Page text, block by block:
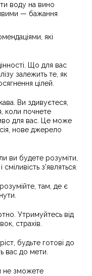
воду на вино
— бажання
які
Що для вас
залежить те, як
цілей.
Ви здивуєтеся,
коли почнете
для вас. Це може
нове джерело
ви будете розуміти,
з'являться.
там, де є
Утримуйтесь від
страхів.
будьте готові до
вас до мети.
не зможете